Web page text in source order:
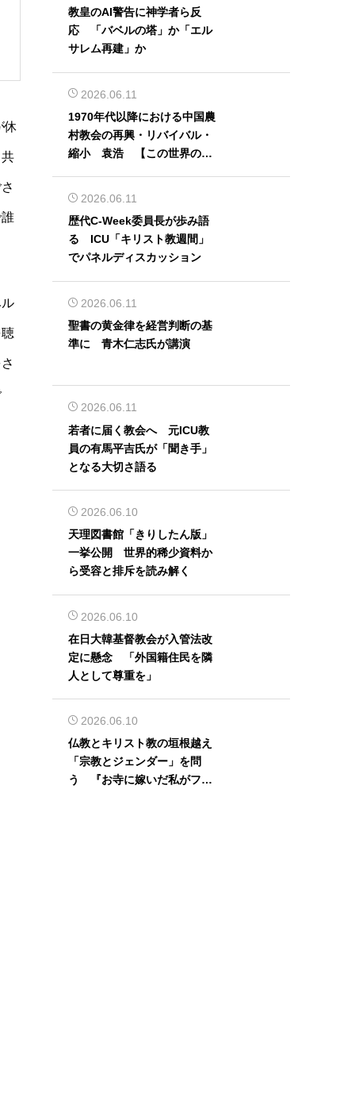
休
教皇のAI警告に神学者ら反
応 「バベルの塔」か「エル
サレム再建」か
2026.06.11
1970年代以降における中国農
村教会の再興・リバイバル・
縮小 袁浩 【この世界の片
2026.06.11
歴代C-Week委員長が歩み語
る ICU「キリスト教週間」
でパネルディスカッション
2026.06.11
聖書の黄金律を経営判断の基
準に 青木仁志氏が講演
2026.06.11
若者に届く教会へ 元ICU教
員の有馬平吉氏が「聞き手」
となる大切さ語る
2026.06.10
天理図書館「きりしたん版」
一挙公開 世界的稀少資料か
ら受容と排斥を読み解く
2026.06.10
在日大韓基督教会が入管法改
定に懸念 「外国籍住民を隣
人として尊重を」
2026.06.10
仏教とキリスト教の垣根越え
「宗教とジェンダー」を問
う 『お寺に嫁いだ私がフェ